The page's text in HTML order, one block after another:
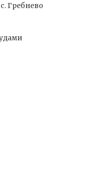
Гребнево